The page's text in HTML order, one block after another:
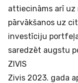
attiecināms arī uz
pārvākšanos uz
investīciju
saredzēt augstu
ZIVIS
Zivis 2023. gada